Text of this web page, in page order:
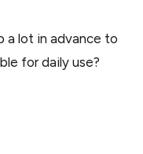
a lot in advance to
for daily use?